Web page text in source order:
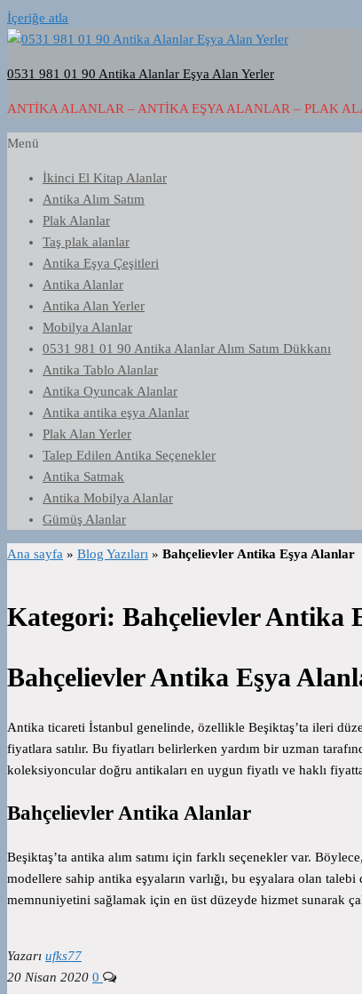
İçeriğe atla
0531 981 01 90 Antika Alanlar Eşya Alan Yerler
ANTIKA ALANLAR – ANTIKA EŞYA ALANLAR – PLAK
Menü
İkinci El Kitap Alanlar
Antika Alım Satım
Plak Alanlar
Taş plak alanlar
Antika Eşya Çeşitleri
Antika Alanlar
Antika Alan Yerler
Mobilya Alanlar
0531 981 01 90 Antika Alanlar Alım Satım Dükkanı
Antika Tablo Alanlar
Antika Oyuncak Alanlar
Antika antika eşya Alanlar
Plak Alan Yerler
Talep Edilen Antika Seçenekler
Antika Satmak
Antika Mobilya Alanlar
Gümüş Alanlar
Ana sayfa » Blog Yazıları » Bahçelievler Antika Eşya Alanlar
Kategori: Bahçelievler Antika
Bahçelievler Antika Eşya
Antika ticareti İstanbul genelinde, özellikle Beşiktaş’ta ileri
fiyatlara satılır. Bu fiyatları belirlerken yardım bir uzman
koleksiyoncular doğru antikaları en uygun fiyatlı ve haklı
Bahçelievler Antika Alanlar
Beşiktaş’ta antika alım satımı için farklı seçenekler var.
modellere sahip antika eşyaların varlığı, bu eşyalara olan
memnuniyetini sağlamak için en üst düzeyde hizmet sunarak
Yazarı ufks77
20 Nisan 2020 0